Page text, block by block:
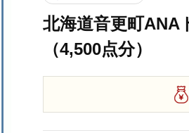
北海道音更町ANA
（4,500点分）